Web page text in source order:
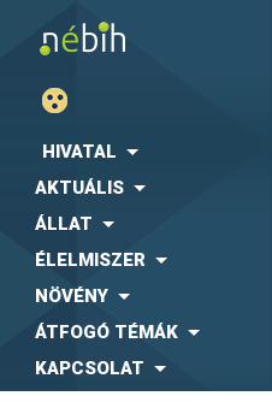
HIVATAL
AKTUÁLIS
ÁLLAT
ÉLELMISZER
NÖVÉNY
ÁTFOGÓ TÉMÁK
KAPCSOLAT